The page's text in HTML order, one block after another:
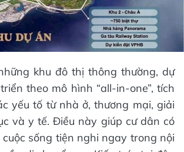
khu đô thị thông thường, dự
theo mô hình “all-in-one”, tích
yếu tố từ nhà ở, thương mại, giải
và y tế. Điều này giúp cư dân có
sống tiện nghi ngay trong nội